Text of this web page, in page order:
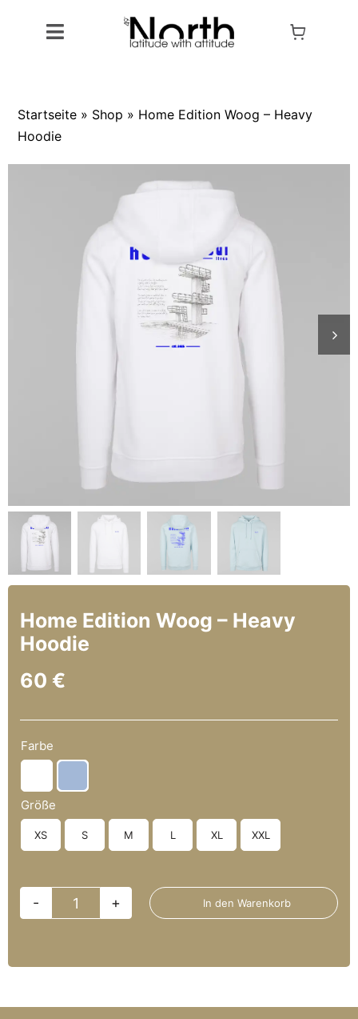
Toggle
Produkte
Startseite » Shop » Home Edition Woog – Heavy
Hoodie
Home Edition Woog – Heavy
Hoodie
60 €
Farbe
Größe
XS S M L XL XXL
Home
Heavy
In den Warenkorb